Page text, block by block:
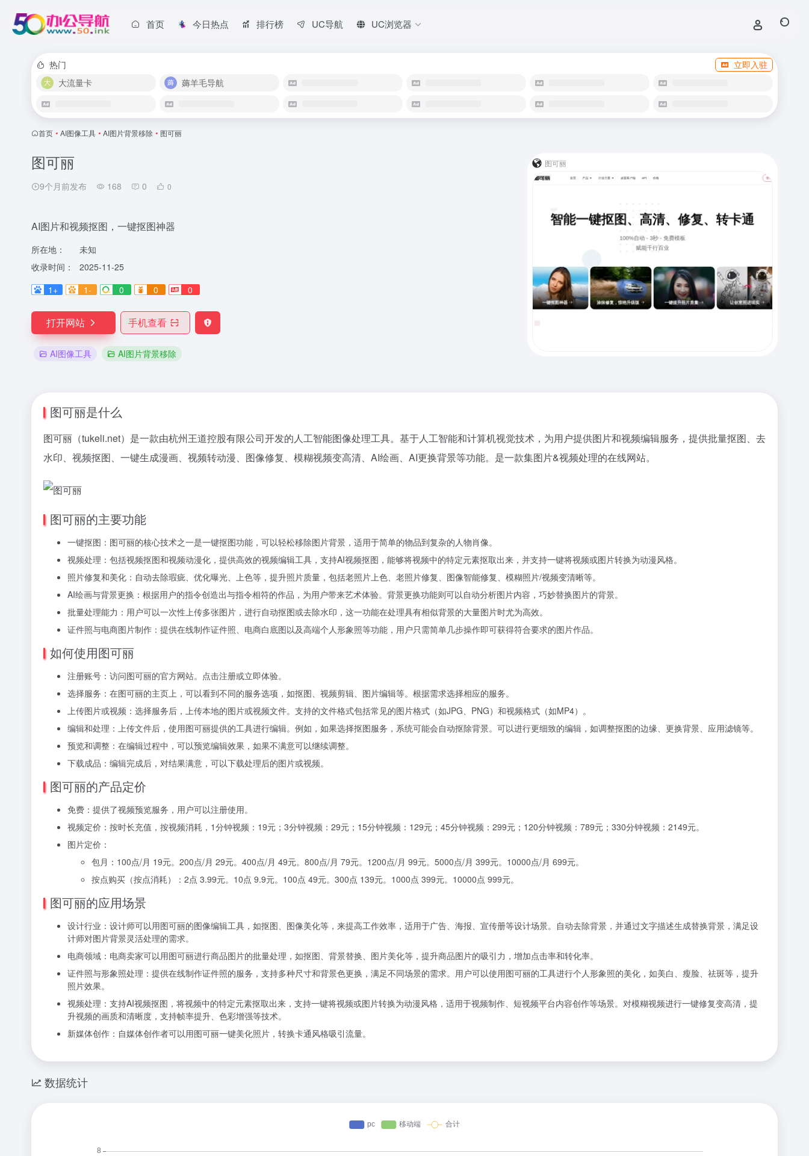
首页 今日热点 排行榜 UC导航 UC浏览器
热门
立即入驻
大流量卡
薅羊毛导航
首页 • AI图像工具 • AI图片背景移除 • 图可丽
图可丽
9个月前发布 168 0 0
AI图片和视频抠图，一键抠图神器
所在地：
未知
收录时间：
2025-11-25
1+
1- 0 0 0
打开网站 手机查看
AI图像工具 AI图片背景移除
图可丽
图可丽是什么
图可丽（tukeli.net）是一款由杭州王道控股有限公司开发的人工智能图像处理工具。基于人工智能和计算机视觉技术，为用户提供图片和视频编辑服务，提供批量抠图、去
水印、视频抠图、一键生成漫画、视频转动漫、图像修复、模糊视频变高清、AI绘画、AI更换背景等功能。是一款集图片&视频处理的在线网站。
图可丽的主要功能
一键抠图：图可丽的核心技术之一是一键抠图功能，可以轻松移除图片背景，适用于简单的物品到复杂的人物肖像。
视频处理：包括视频抠图和视频动漫化，提供高效的视频编辑工具，支持AI视频抠图，能够将视频中的特定元素抠取出来，并支持一键将视频或图片转换为动漫风格。
照片修复和美化：自动去除瑕疵、优化曝光、上色等，提升照片质量，包括老照片上色、老照片修复、图像智能修复、模糊照片/视频变清晰等。
AI绘画与背景更换：根据用户的指令创造出与指令相符的作品，为用户带来艺术体验。背景更换功能则可以自动分析图片内容，巧妙替换图片的背景。
批量处理能力：用户可以一次性上传多张图片，进行自动抠图或去除水印，这一功能在处理具有相似背景的大量图片时尤为高效。
证件照与电商图片制作：提供在线制作证件照、电商白底图以及高端个人形象照等功能，用户只需简单几步操作即可获得符合要求的图片作品。
如何使用图可丽
注册账号： 访问图可丽的官方网站。 点击注册或立即体验。
选择服务： 在图可丽的主页上，可以看到不同的服务选项，如抠图、视频剪辑、图片编辑等。 根据需求选择相应的服务。
上传图片或视频： 选择服务后，上传本地的图片或视频文件。 支持的文件格式包括常见的图片格式（如JPG、PNG）和视频格式（如MP4）。
编辑和处理： 上传文件后，使用图可丽提供的工具进行编辑。例如，如果选择抠图服务，系统可能会自动抠除背景。 可以进行更细致的编辑，如调整抠图的边缘、更换背景、应用滤镜等。
预览和调整： 在编辑过程中，可以预览编辑效果，如果不满意可以继续调整。
下载成品： 编辑完成后，对结果满意，可以下载处理后的图片或视频。
图可丽的产品定价
免费：提供了视频预览服务，用户可以注册使用。
视频定价：按时长充值，按视频消耗，1分钟视频：19元；3分钟视频：29元；15分钟视频：129元；45分钟视频：299元；120分钟视频：789元；330分钟视频：2149元。
图片定价：
包月：100点/月 19元。200点/月 29元。400点/月 49元。800点/月 79元。1200点/月 99元。5000点/月 399元。10000点/月 699元。
按点购买（按点消耗）：2点 3.99元。10点 9.9元。100点 49元。300点 139元。1000点 399元。10000点 999元。
图可丽的应用场景
设计行业： 设计师可以用图可丽的图像编辑工具，如抠图、图像美化等，来提高工作效率，适用于广告、海报、宣传册等设计场景。 自动去除背景，并通过文字描述生成替换背景，满足设
计师对图片背景灵活处理的需求。
电商领域： 电商卖家可以用图可丽进行商品图片的批量处理，如抠图、背景替换、图片美化等，提升商品图片的吸引力，增加点击率和转化率。
证件照与形象照处理： 提供在线制作证件照的服务，支持多种尺寸和背景色更换，满足不同场景的需求。 用户可以使用图可丽的工具进行个人形象照的美化，如美白、瘦脸、祛斑等，提升
照片效果。
视频处理： 支持AI视频抠图，将视频中的特定元素抠取出来，支持一键将视频或图片转换为动漫风格，适用于视频制作、短视频平台内容创作等场景。 对模糊视频进行一键修复变高清，提
升视频的画质和清晰度，支持帧率提升、色彩增强等技术。
新媒体创作： 自媒体创作者可以用图可丽一键美化照片，转换卡通风格吸引流量。
数据统计